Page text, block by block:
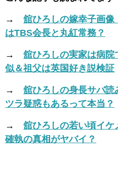
→ 舘ひろしの嫁幸子画
はTBS会長と丸紅常務？
→ 舘ひろしの実家は病
似＆祖父は英国好き説検証
→ 舘ひろしの身長サバ読
ツラ疑惑もあるって本当？
→ 舘ひろしの若い頃イ
確執の真相がヤバイ？